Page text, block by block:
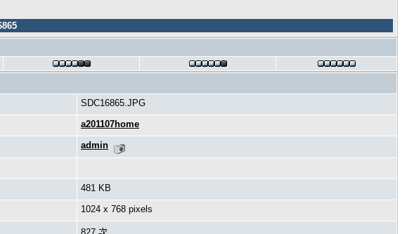
SDC16865.JPG
a201107home
admin
481 KB
1024 x 768 pixels